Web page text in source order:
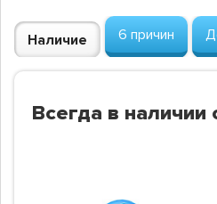
Наличие 6 причин
Всегда в